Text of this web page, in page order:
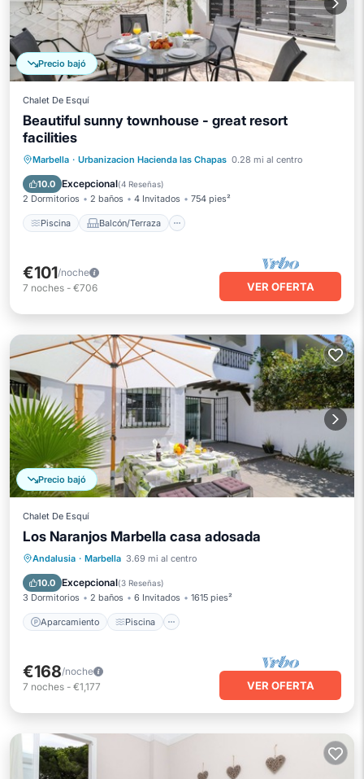
Precio bajó
Chalet De Esquí
Beautiful sunny townhouse - great resort
facilities
Marbella · Urbanizacion Hacienda las Chapas 0.28 mi al centro
10.0 Excepcional(4 Reseñas)
2 Dormitorios 2 baños 4 Invitados 754 pies²
Piscina Balcón/Terraza
Piscina Balcón/Terraza
Cocina
Aire acondicionado
€101/noche
7 noches - €706 VER OFERTA
Precio bajó
Chalet De Esquí
Los Naranjos Marbella casa adosada
Andalusia · Marbella 3.69 mi al centro
10.0 Excepcional(3 Reseñas)
3 Dormitorios 2 baños 6 Invitados 1615 pies²
Aparcamiento Piscina
Aparcamiento
Piscina
Balcón/Terraza
€168/noche
7 noches - €1,177 VER OFERTA